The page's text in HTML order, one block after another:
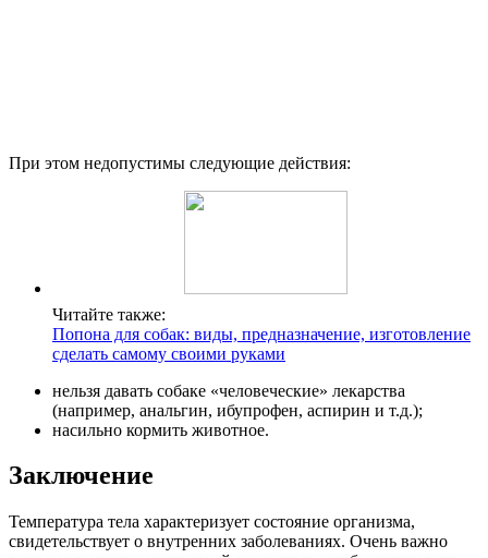
При этом недопустимы следующие действия:
Читайте также:
Попона для собак: виды, предназначение, изготовление
сделать самому своими руками
нельзя давать собаке «человеческие» лекарства
(например, анальгин, ибупрофен, аспирин и т.д.);
насильно кормить животное.
Заключение
Температура тела характеризует состояние организма,
свидетельствует о внутренних заболеваниях. Очень важно